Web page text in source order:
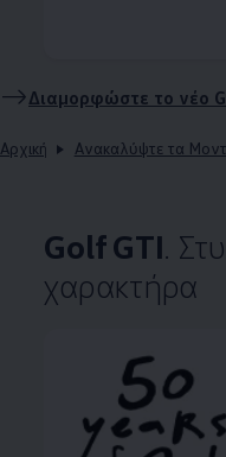
Διαμορφώστε το νέο
Αρχική Ανακαλύψτε τα
Golf GTI.
χαρακτήρα